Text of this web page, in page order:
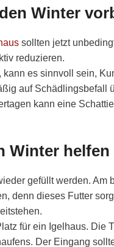
Winter
sollten jetzt
reduzieren.
kann es sinnvoll sein,
auf Schädlingsbefall
kann eine
Winter helfen
gefüllt werden. Am
denn dieses Futter
für ein Igelhaus. Die
Der Eingang